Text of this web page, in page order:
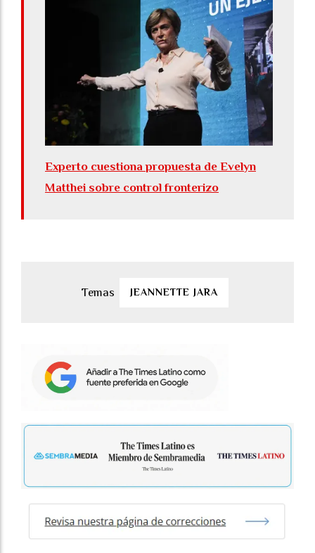
Experto cuestiona propuesta de Evelyn
Matthei sobre control fronterizo
JEANNETTE JARA